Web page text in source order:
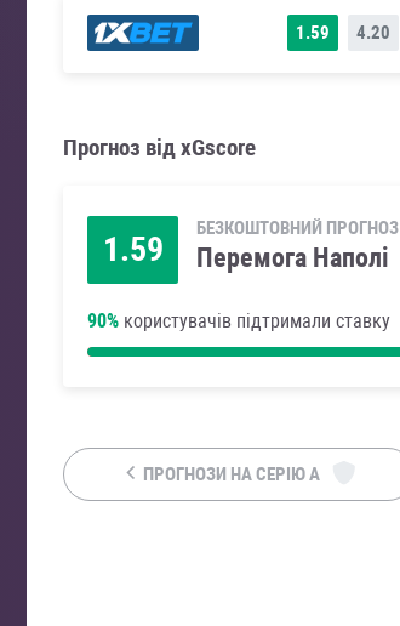
1.59 4.20
Прогноз від xGscore
1.59
БЕЗКОШТОВНИЙ ПРОГНОЗ
Перемога Наполі
90% користувачів підтримали ставку
ПРОГНОЗИ НА СЕРІЮ А